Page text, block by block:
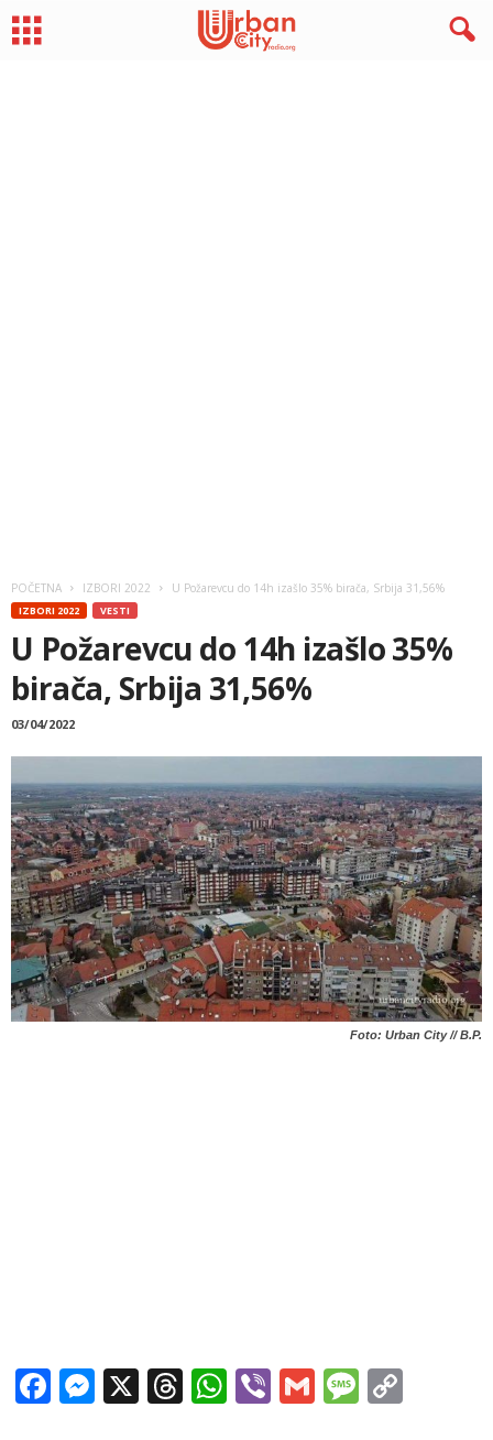
POČETNA IZBORI 2022 U Požarevcu do 14h izašlo 35% birača, Srbija 31,56%
IZBORI 2022 VESTI
U Požarevcu do 14h izašlo 35%
birača, Srbija 31,56%
03/04/2022
Foto: Urban City // B.P.
Facebook
Messenger
X Threads
WhatsApp
ViberGmail